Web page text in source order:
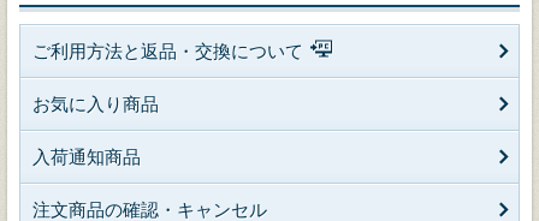
ご利用方法と返品・交換について
お気に入り商品
入荷通知商品
注文商品の確認・キャンセル